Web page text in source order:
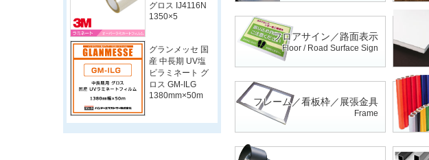
フロアサイン／路面表示
Floor / Road Surface Sign
フレーム／看板枠／展張金具
Frame
グロス IJ4116N
1350×5
グランメッセ 国
産 中長期 UV塩
ビラミネート グ
ロス GM-ILG
1380mm×50m